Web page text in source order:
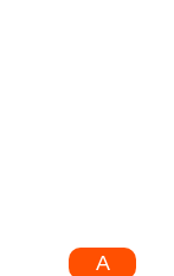
A